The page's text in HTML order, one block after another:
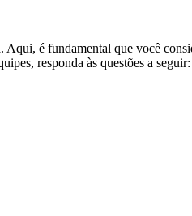
é fundamental que você
responda às questões a seguir: